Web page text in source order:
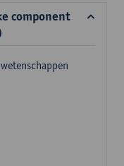
component